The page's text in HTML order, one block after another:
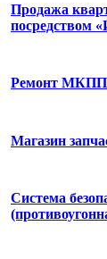
Продажа
посредством
Ремонт МКПП
Магазин
Система